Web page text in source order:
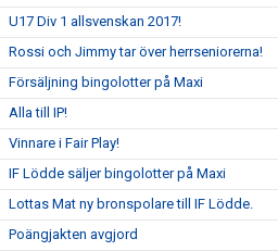
U17 Div 1 allsvenskan 2017!
Rossi och Jimmy tar över herrseniorerna!
Försäljning bingolotter på Maxi
Alla till IP!
Vinnare i Fair Play!
IF Lödde säljer bingolotter på Maxi
Lottas Mat ny bronspolare till IF Lödde.
Poängjakten avgjord